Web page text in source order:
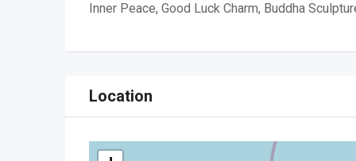
Inner Peace, Good Luck Charm, Buddha
Location